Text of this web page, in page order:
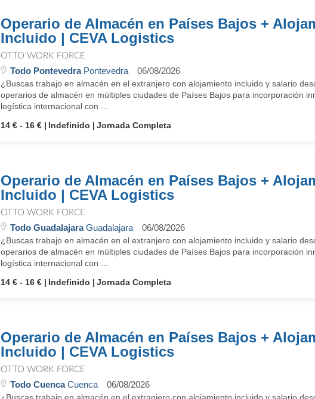
Operario de Almacén en Países Bajos +
Incluido | CEVA Logistics
OTTO WORK FORCE
Todo PontevedraPontevedra 06/08/2026
¿Buscas trabajo en almacén en el extranjero con alojamiento incluido y salario
operarios de almacén en múltiples ciudades de Países Bajos para incorporación
logística internacional con ...
14 € - 16 €
Indefinido Jornada Completa
Operario de Almacén en Países Bajos +
Incluido | CEVA Logistics
OTTO WORK FORCE
Todo GuadalajaraGuadalajara 06/08/2026
¿Buscas trabajo en almacén en el extranjero con alojamiento incluido y salario
operarios de almacén en múltiples ciudades de Países Bajos para incorporación
logística internacional con ...
14 € - 16 €
Indefinido Jornada Completa
Operario de Almacén en Países Bajos +
Incluido | CEVA Logistics
OTTO WORK FORCE
Todo CuencaCuenca 06/08/2026